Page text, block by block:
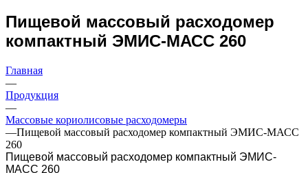
Пищевой массовый расходомер
компактный ЭМИС-МАСС 260
Главная
—
Продукция
—
Массовые кориолисовые расходомеры
—Пищевой массовый расходомер компактный ЭМИС-МАСС
260
Пищевой массовый расходомер компактный ЭМИС-
МАСС 260